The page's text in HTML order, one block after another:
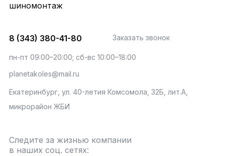
шиномонтаж
8 (343) 380-41-80 Заказать звонок
пн-пт 09:00–20:00; сб-вс 10:00–18:00
planetakoles@mail.ru
Екатеринбург, ул. 40-летия Комсомола, 32Б, лит.А,
микрорайон ЖБИ
Следите за жизнью компании
в наших соц. сетях: